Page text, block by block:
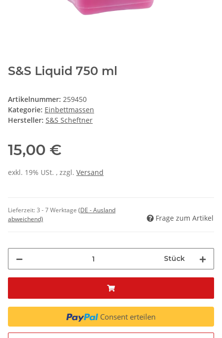
S&S Liquid 750 ml
Artikelnummer: 259450
Kategorie: Einbettmassen
Hersteller: S&S Scheftner
15,00 €
exkl. 19% USt. , zzgl. Versand
Lieferzeit:3 - 7 Werktage (DE - Ausland
abweichend)
Frage zum Artikel
Stück
Consent erteilen